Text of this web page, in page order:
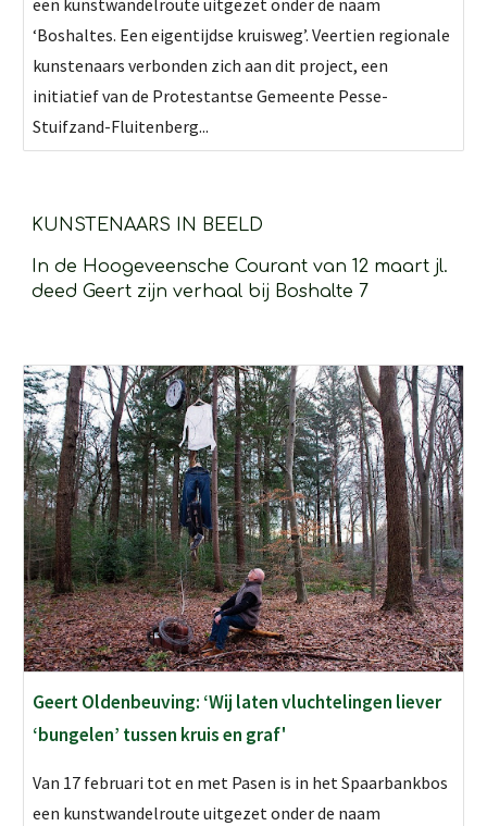
een kunstwandelroute uitgezet onder de naam
‘Boshaltes. Een eigentijdse kruisweg’. Veertien regionale
kunstenaars verbonden zich aan dit project, een
initiatief van de Protestantse Gemeente Pesse-
Stuifzand-Fluitenberg...
KUNSTENAARS IN BEELD
In de Hoogeveensche Courant van 12 maart jl.
deed Geert zijn verhaal bij Boshalte 7
Geert Oldenbeuving: ‘Wij laten vluchtelingen liever
‘bungelen’ tussen kruis en graf'
Van 17 februari tot en met Pasen is in het Spaarbankbos
een kunstwandelroute uitgezet onder de naam